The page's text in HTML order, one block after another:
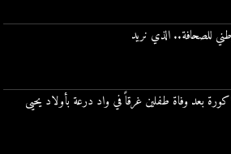
للصحافة.. الذي نريد
بعد وفاة طفلين غرقاً في واد درعة بأولاد يحيى